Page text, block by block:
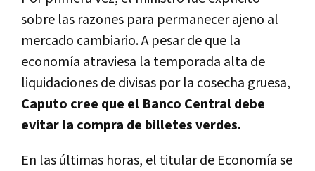
sobre las razones para permanecer ajeno al
mercado cambiario. A pesar de que la
economía atraviesa la temporada alta de
liquidaciones de divisas por la cosecha gruesa,
Caputo cree que el Banco Central debe
evitar la compra de billetes verdes.
En las últimas horas, el titular de Economía se